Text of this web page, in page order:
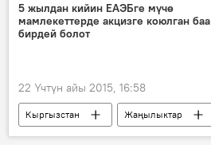
5 жылдан кийин ЕАЭБге мүчө
мамлекеттерде акцизге коюлган баа
бирдей болот
22 Үчтүн айы 2015, 16:58
Кыргызстан
Жаңылыктар
Экономика
Дастан Бекешев